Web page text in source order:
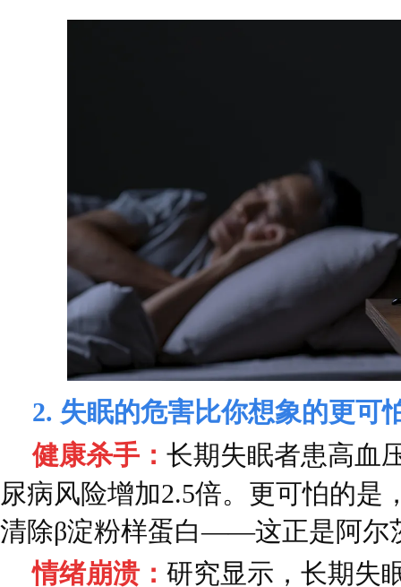
2. 失眠的危害比你想象的更可
健康杀手： 长期失眠者患高血
尿病风险增加2.5倍。更可怕的是
清除β淀粉样蛋白——这正是阿尔
情绪崩溃： 研究显示，长期失